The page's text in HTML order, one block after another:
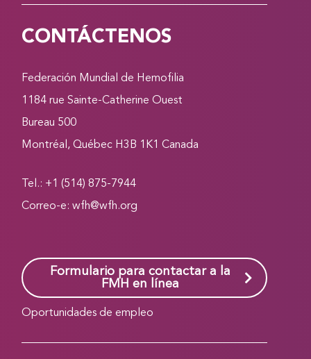
CONTÁCTENOS
Federación Mundial de Hemofilia
1184 rue Sainte-Catherine Ouest
Bureau 500
Montréal, Québec H3B 1K1 Canada
Tel.: +1 (514) 875-7944
Correo-e:wfh@wfh.org
Formulario para contactar a la
FMH en línea
Oportunidades de empleo